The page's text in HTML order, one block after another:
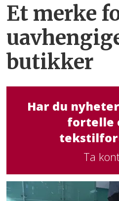
Et merke
butikker
Har du
fortelle
Ta